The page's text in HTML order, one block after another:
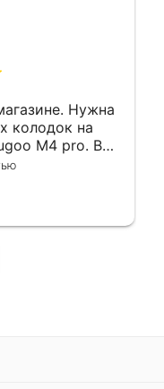
Нужна
колодок на
M4 pro. Всё
максимально
в этот